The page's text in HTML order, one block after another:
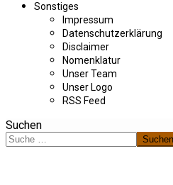
Sonstiges
Impressum
Datenschutzerklärung
Disclaimer
Nomenklatur
Unser Team
Unser Logo
RSS Feed
Suchen
Suchen